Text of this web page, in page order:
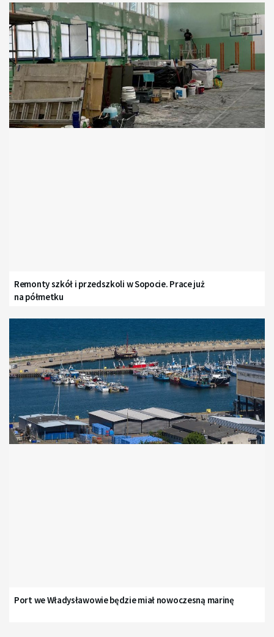
Remonty szkół i przedszkoli w Sopocie. Prace już
na półmetku
Port we Władysławowie będzie miał nowoczesną marinę